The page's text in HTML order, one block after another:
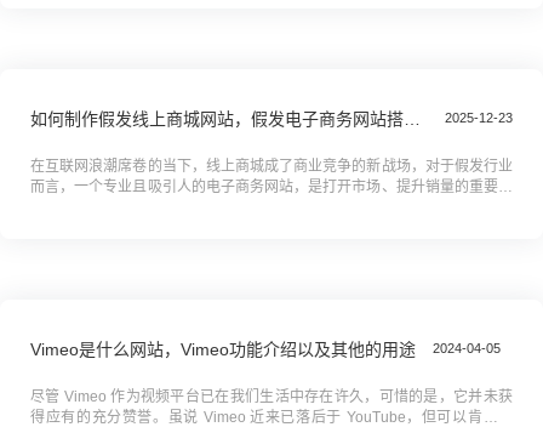
2025-12-23
在互联网浪潮席卷的当下，线上商城成了商业竞争的新战场，对于假发行业
而言，一个专业且吸引人的电子商务网站，是打开市场、提升销量的重要钥
Vimeo是什么网站，Vimeo功能介绍以及其他的用途 2024-04-05
尽管 Vimeo 作为视频平台已在我们生活中存在许久，可惜的是，它并未获
得应有的充分赞誉。虽说 Vimeo 近来已落后于 YouTube，但可以肯定的